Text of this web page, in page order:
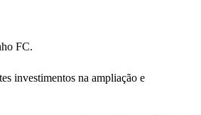
FC.
investimentos na ampliação e